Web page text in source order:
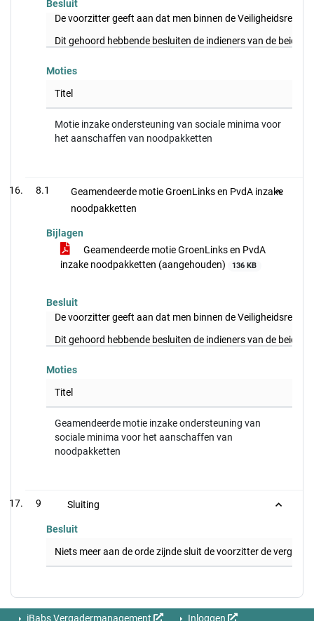
Besluit
De voorzitter geeft aan dat men binnen de
Dit gehoord hebbende besluiten de indieners van de beide
Moties
Titel
Motie inzake ondersteuning van sociale minima voor
het aanschaffen van noodpakketten
8.1
Geamendeerde motie GroenLinks en PvdA inzake
noodpakketten
Bijlagen
Geamendeerde motie GroenLinks en PvdA
inzake noodpakketten (aangehouden)
136 KB
Besluit
De voorzitter geeft aan dat men binnen de
Dit gehoord hebbende besluiten de indieners van de beide
Moties
Titel
Geamendeerde motie inzake ondersteuning van
sociale minima voor het aanschaffen van
noodpakketten
9 Sluiting
Besluit
Niets meer aan de orde zijnde sluit de voorzitter de
iBabs Vergadermanagement Inloggen